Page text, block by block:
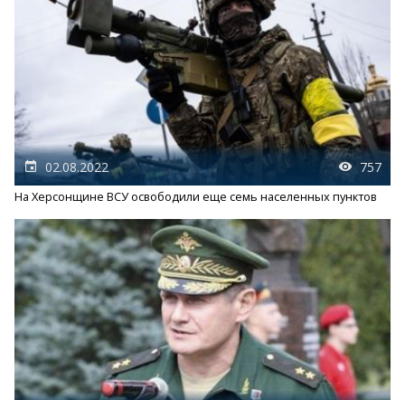
02.08.2022 757
На Херсонщине ВСУ освободили еще семь населенных пунктов